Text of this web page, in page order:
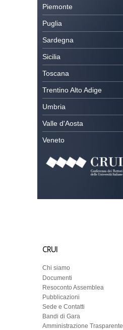
Piemonte
Puglia
Sardegna
Sicilia
Toscana
Trentino Alto Adige
Umbria
Valle d'Aosta
Veneto
CRUI
Chi siamo
Documenti
Resoconto Assemblea
Pubblicazioni
Sede e Contatti
Bandi di Gara
Amministrazione Trasparente